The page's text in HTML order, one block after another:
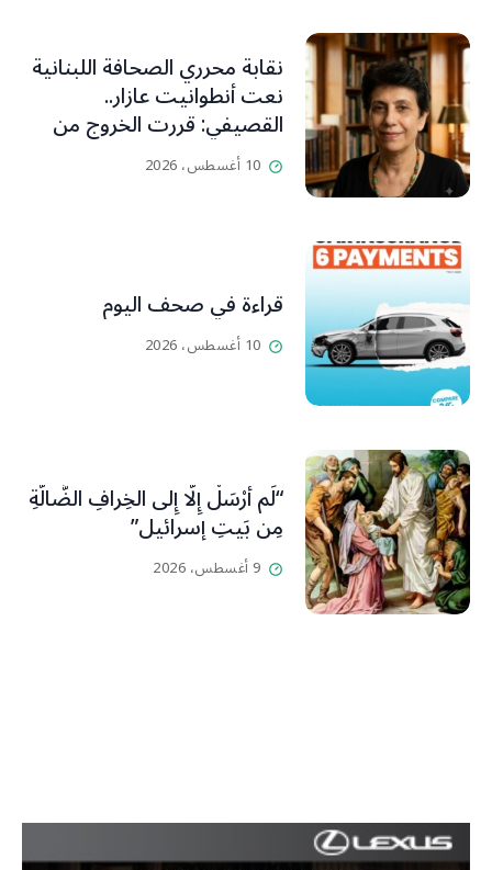
نقابة محرري الصحافة اللبنانية
نعت أنطوانيت عازار..
القصيفي: قررت الخروج من
عزلتها والإنطلاق إلى عالم
أفضل ينسيها ما سامته من
10 أغسطس، 2026
قراءة في صحف اليوم
10 أغسطس، 2026
“لَم أُرْسَلْ إِلَّا إِلى الخِرافِ الضَّالَّةِ
مِن بَيتِ إسرائيل”
9 أغسطس، 2026